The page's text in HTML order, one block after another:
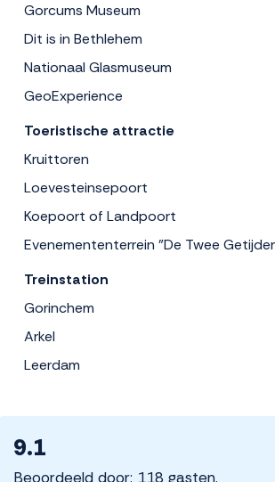
Gorcums Museum
Dit is in Bethlehem
Nationaal Glasmuseum
GeoExperience
Toeristische attractie
Kruittoren
Loevesteinsepoort
Koepoort of Landpoort
Evenemententerrein "De Twee
Treinstation
Gorinchem
Arkel
Leerdam
9.1
Beoordeeld door: 118 gasten.